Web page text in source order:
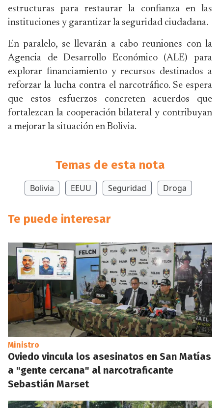
estructuras para restaurar la confianza en las
instituciones y garantizar la seguridad ciudadana.
En paralelo, se llevarán a cabo reuniones con la
Agencia de Desarrollo Económico (ALE) para
explorar financiamiento y recursos destinados a
reforzar la lucha contra el narcotráfico. Se espera
que estos esfuerzos concreten acuerdos que
fortalezcan la cooperación bilateral y contribuyan
a mejorar la situación en Bolivia.
Temas de esta nota
Bolivia EEUU Seguridad Droga
Te puede interesar
Ministro
Oviedo vincula los asesinatos en San Matías
a "gente cercana" al narcotraficante
Sebastián Marset